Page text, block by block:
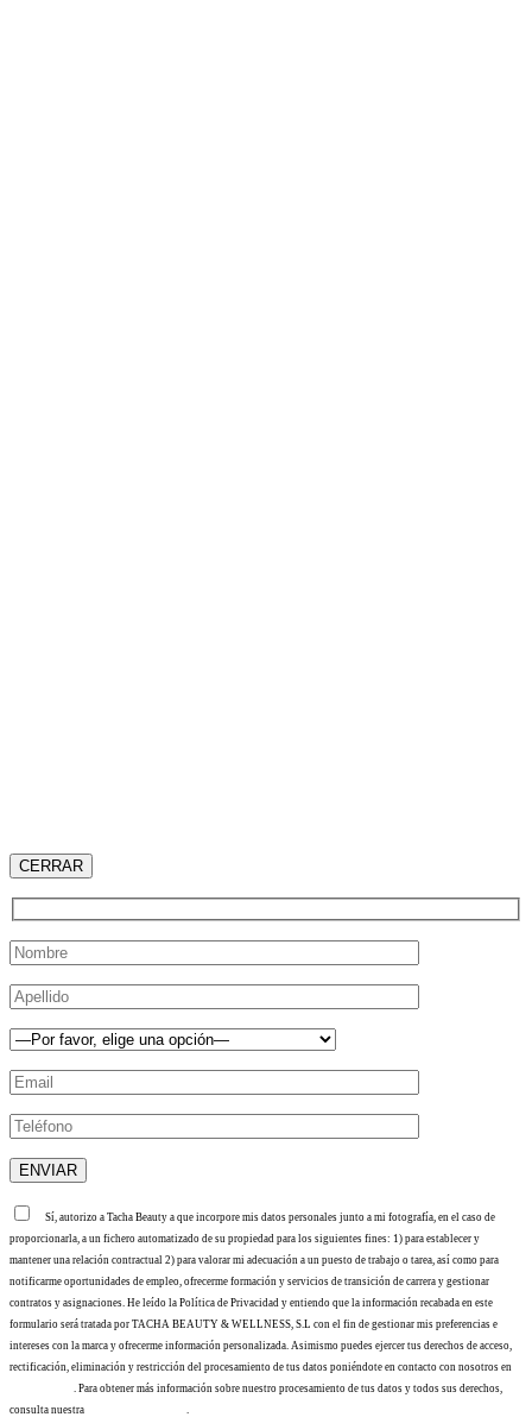
CERRAR
Sí, autorizo a Tacha Beauty a que incorpore mis datos personales junto a mi fotografía, en el caso de
proporcionarla, a un fichero automatizado de su propiedad para los siguientes fines: 1) para establecer y
mantener una relación contractual 2) para valorar mi adecuación a un puesto de trabajo o tarea, así como para
notificarme oportunidades de empleo, ofrecerme formación y servicios de transición de carrera y gestionar
contratos y asignaciones. He leído la Política de Privacidad y entiendo que la información recabada en este
formulario será tratada por TACHA BEAUTY & WELLNESS, S.L con el fin de gestionar mis preferencias e
intereses con la marca y ofrecerme información personalizada. Asimismo puedes ejercer tus derechos de acceso,
rectificación, eliminación y restricción del procesamiento de tus datos poniéndote en contacto con nosotros en
. Para obtener más información sobre nuestro procesamiento de tus datos y todos sus derechos,
consulta nuestra